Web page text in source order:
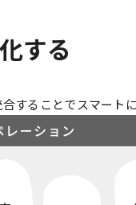
する
することでスマート